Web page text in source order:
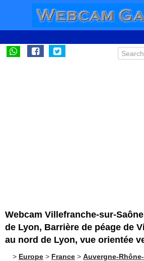
Webcam Villefranche-sur-
de Lyon, Barrière de péage de
au nord de Lyon, vue orientée
> Europe > France > Auvergne-